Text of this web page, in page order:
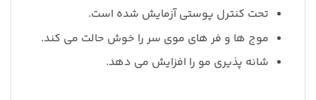
تحت کنترل پوستی آزمایش شده است.
موج ها و فر های موی سر را خوش حالت می کند.
شانه پذیری مو را افزایش می دهد.